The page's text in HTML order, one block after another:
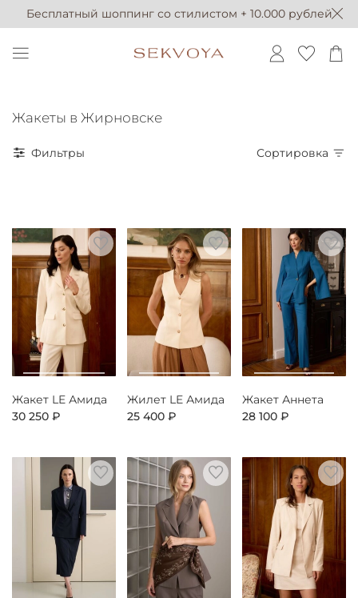
Бесплатный шоппинг со стилистом + 10.000 рублей
Жакеты в Жирновске
Фильтры Сортировка
Жакет LE Амида
30 250 ₽
Жилет LE Амида
25 400 ₽
Жакет Аннета
28 100 ₽